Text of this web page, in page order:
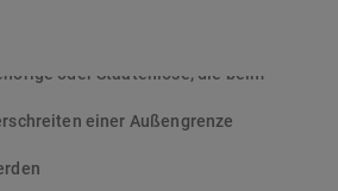
oder Staatenlose, die beim
einer Außengrenze